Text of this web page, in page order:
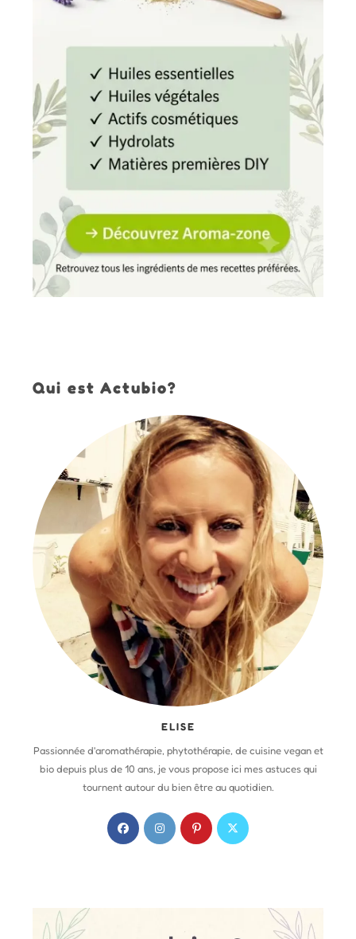
Qui est Actubio?
ELISE
Passionnée d'aromathérapie, phytothérapie, de cuisine vegan et
bio depuis plus de 10 ans, je vous propose ici mes astuces qui
tournent autour du bien être au quotidien.
S
S
S
S